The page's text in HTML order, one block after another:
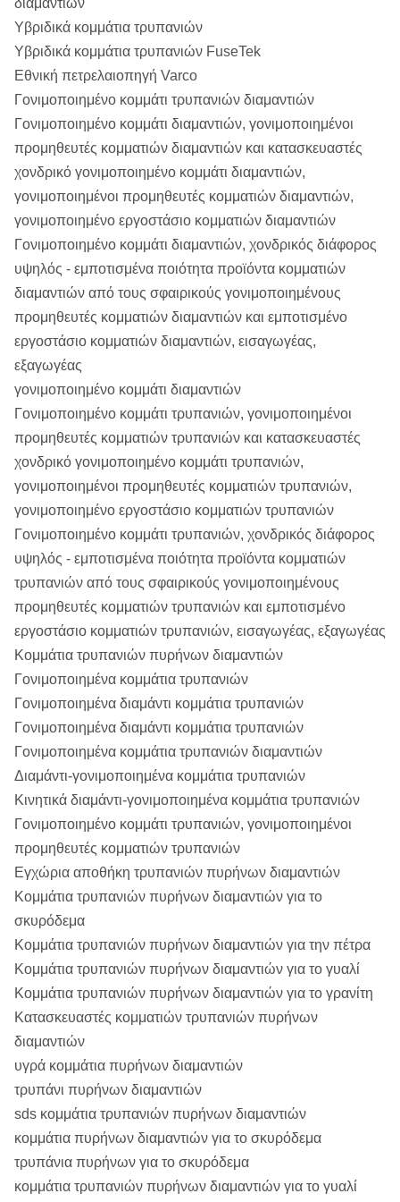
Σειρά Β:
B101, B116, B131, B146
WF σειρά: HWF, PWF, SWF, UWF, ZWF
Σειρά ΒΑΡΟΥΣ:
RWT, EWT, AWT, BWT, NWT,
HWT
WM σειρά: EWM, AWM, BWM, NWM
Σειρά WG: EWG, AWG, BWG, NWG, HWG
Άλλοι:
NMLC, HMLC, LTK48, LTK60,
BGM, NGM, ADBG, TBW, TNW,
ATW, BTW, NTW, NXD3,
ΤΣΕΚΟΎΡΙ, NX, NXC, AXT,
T6H, 4 9/16, NWD4, 412F,
CHD101.
6/7
MED-σκληρός ασβεστόλιθος, σκληρός
ασβεστόλιθος, σκληρός σχιστόλιθος,
δολομιτικός ασβεστόλιθος, schist,
serpentine, σκληρά & schist μίκας,
πυριτικός ασβεστόλιθος, δολομίτης,
μάρμαρο, peridotite
6
MED-σκληρός ασβεστόλιθος, σκληρός
ασβεστόλιθος, σκληρός σχιστόλιθος,
δολομιτικός ασβεστόλιθος, schist,
serpentine, σκληρά & schist μίκας,
πυριτικός ασβεστόλιθος, δολομίτης,
μάρμαρο, peridotite
μαλακό schist, MED-σκληρός ψαμμίτης,
siltstone, αλλούβιες αποθέσεις, calcitic
ασβεστόλιθος, MED-σκληρός
ασβεστόλιθος, σκληρός ασβεστόλιθος,
σκληρός σχιστόλιθος, δολομιτικός
ασβεστόλιθος
4
claystone, αμμώδης ασβεστόλιθος,
μαλακό schist, MED-σκληρός ψαμμίτης,
siltstone, αλλούβιες αποθέσεις, calcitic
ασβεστόλιθος, MED-σκληρός
ασβεστόλιθος, σκληρός ασβεστόλιθος,
σκληρός σχιστόλιθος, δολομιτικός
ασβεστόλιθος
3
μαλακός σχιστόλιθος, κιμωλία, marly
σχιστόλιθος, MED-σκληρός
ασβεστόλιθος, αλατισμένο, παγωμένο
soil&ice, μαλακός ψαμμίτης, αμμώδης
σχιστόλιθος, claystone, αμμώδης
ασβεστόλιθος, μαλακό schist, MED-
σκληρός ψαμμίτης, siltstone, αλλούβιες
2
μαλακός σχιστόλιθος, κιμωλία, marly
σχιστόλιθος, MED-σκληρός
ασβεστόλιθος, αλατισμένο, παγωμένο
soil&ice, μαλακός ψαμμίτης, αμμώδης
ασβεστόλιθος, μαλακό schist, MED-
σκληρός ψαμμίτης, siltstone, αλλούβιες
αποθέσεις, calcitic ασβεστόλιθος
1
άμμος, μαλακός σχιστόλιθος, κιμωλία,
marly σχιστόλιθος, MED-σκληρός
διαμαντιών
Υβριδικά κομμάτια τρυπανιών
Υβριδικά κομμάτια τρυπανιών FuseTek
Εθνική πετρελαιοπηγή Varco
Γονιμοποιημένο κομμάτι τρυπανιών διαμαντιών
Γονιμοποιημένο κομμάτι διαμαντιών, γονιμοποιημένοι
προμηθευτές κομματιών διαμαντιών και κατασκευαστές
χονδρικό γονιμοποιημένο κομμάτι διαμαντιών,
γονιμοποιημένοι προμηθευτές κομματιών διαμαντιών,
γονιμοποιημένο εργοστάσιο κομματιών διαμαντιών
Γονιμοποιημένο κομμάτι διαμαντιών, χονδρικός διάφορος
υψηλός - εμποτισμένα ποιότητα προϊόντα κομματιών
διαμαντιών από τους σφαιρικούς γονιμοποιημένους
προμηθευτές κομματιών διαμαντιών και εμποτισμένο
εργοστάσιο κομματιών διαμαντιών, εισαγωγέας,
εξαγωγέας
γονιμοποιημένο κομμάτι διαμαντιών
Γονιμοποιημένο κομμάτι τρυπανιών, γονιμοποιημένοι
προμηθευτές κομματιών τρυπανιών και κατασκευαστές
χονδρικό γονιμοποιημένο κομμάτι τρυπανιών,
γονιμοποιημένοι προμηθευτές κομματιών τρυπανιών,
γονιμοποιημένο εργοστάσιο κομματιών τρυπανιών
Γονιμοποιημένο κομμάτι τρυπανιών, χονδρικός διάφορος
υψηλός - εμποτισμένα ποιότητα προϊόντα κομματιών
τρυπανιών από τους σφαιρικούς γονιμοποιημένους
προμηθευτές κομματιών τρυπανιών και εμποτισμένο
εργοστάσιο κομματιών τρυπανιών, εισαγωγέας, εξαγωγέας
Κομμάτια τρυπανιών πυρήνων διαμαντιών
Γονιμοποιημένα κομμάτια τρυπανιών
Γονιμοποιημένα διαμάντι κομμάτια τρυπανιών
Γονιμοποιημένα διαμάντι κομμάτια τρυπανιών
Γονιμοποιημένα κομμάτια τρυπανιών διαμαντιών
Διαμάντι-γονιμοποιημένα κομμάτια τρυπανιών
Κινητικά διαμάντι-γονιμοποιημένα κομμάτια τρυπανιών
Γονιμοποιημένο κομμάτι τρυπανιών, γονιμοποιημένοι
προμηθευτές κομματιών τρυπανιών
Εγχώρια αποθήκη τρυπανιών πυρήνων διαμαντιών
Κομμάτια τρυπανιών πυρήνων διαμαντιών για το
σκυρόδεμα
Κομμάτια τρυπανιών πυρήνων διαμαντιών για την πέτρα
Κομμάτια τρυπανιών πυρήνων διαμαντιών για το γυαλί
Κομμάτια τρυπανιών πυρήνων διαμαντιών για το γρανίτη
Κατασκευαστές κομματιών τρυπανιών πυρήνων
διαμαντιών
υγρά κομμάτια πυρήνων διαμαντιών
τρυπάνι πυρήνων διαμαντιών
sds κομμάτια τρυπανιών πυρήνων διαμαντιών
κομμάτια πυρήνων διαμαντιών για το σκυρόδεμα
τρυπάνια πυρήνων για το σκυρόδεμα
κομμάτια τρυπανιών πυρήνων διαμαντιών για το γυαλί